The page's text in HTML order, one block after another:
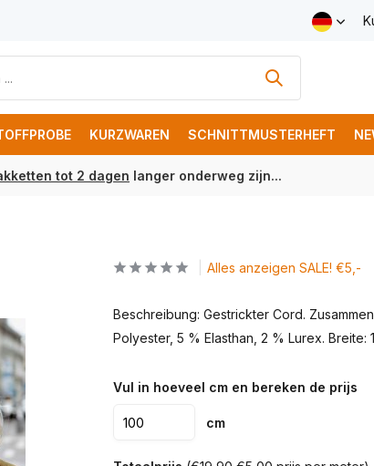
Versand ab € 150 (DE)
KURZWAREN SCHNITTMUSTERHEFT
tot 2 dagen langer onderweg zijn...
Alles anzeigen SALE! €5,-
Beschreibung: Gestrickter Cord.
Polyester, 5 % Elasthan, 2 % Lurex. Breite:
Vul in hoeveel cm en bereken de prijs
cm